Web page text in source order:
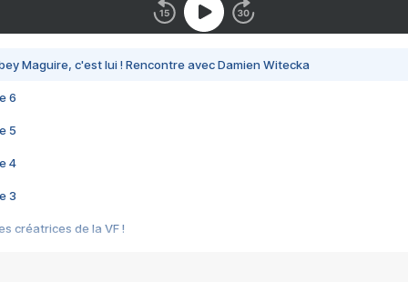
Maguire, c'est lui ! Rencontre avec Damien Witecka
6
5
4
3
créatrices de la VF !